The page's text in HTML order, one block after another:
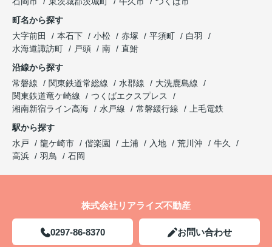
町名から探す
大字前田
本石下 小松 赤塚 平須町
白羽
水海道諏訪町
戸頭 南
直鮒
沿線から探す
常磐線
関東鉄道常総線 水郡線
大洗鹿島線
関東鉄道竜ケ崎線
つくばエクスプレス
湘南新宿ライン高海
水戸線 常磐緩行線
上毛電鉄
駅から探す
水戸
龍ケ崎市 偕楽園 土浦 入地 荒川沖
牛久
高浜
羽鳥 石岡
株式会社リアライズ不動産
0297-86-8370 お問い合わせ